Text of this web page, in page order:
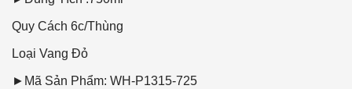
Quy Cách 6c/Thùng
Loại Vang Đỏ
►Mã Sản Phẩm: WH-P1315-725